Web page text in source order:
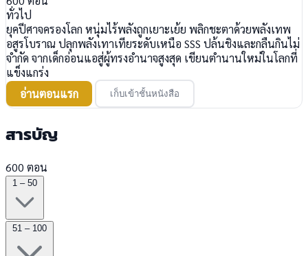
ทั่วไป
ยุคปีศาจครองโลก หนุ่มไร้พลังถูกเยาะเย้ย พลิกชะตาด้วยพลังเทพ
อสูรโบราณ ปลุกพลังเทาเทียระดับเหนือ SSS ปล้นชิงและกลืนกินไม่
จำกัด จากเด็กอ่อนแอสู่ผู้ทรงอำนาจสูงสุด เขียนตำนานใหม่ในโลกที่
แข็งแกร่ง
อ่านตอนแรก
เก็บเข้าชั้นหนังสือ
สารบัญ
600 ตอน
1 – 50
51 – 100